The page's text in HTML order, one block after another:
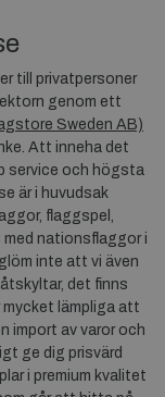
till privatpersoner
genom ett
Sweden AB)
Att inneha det
service och högsta
är i huvudsak
flaggspel,
med nationsflaggor i
inte att vi även
det finns
lämpliga att
import av varor och
ge dig prisvärd
i premium kvalitet